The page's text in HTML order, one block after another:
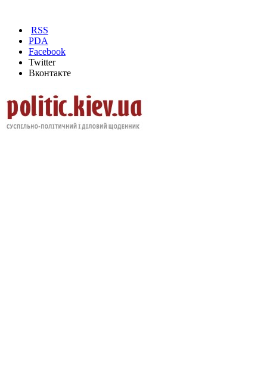
RSS
PDA
Facebook
Twitter
Вконтакте